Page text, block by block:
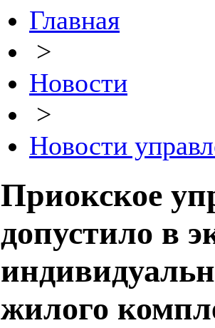
Главная
>
Новости
>
Новости
Приокское
допустило в
жилого